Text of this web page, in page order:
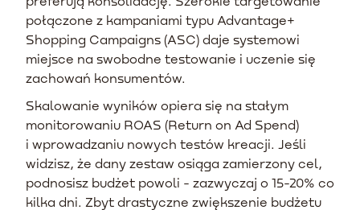
połączone z kampaniami typu Advantage+
Shopping Campaigns (ASC) daje systemowi
miejsce na swobodne testowanie i uczenie się
zachowań konsumentów.
Skalowanie wyników opiera się na stałym
monitorowaniu ROAS (Return on Ad Spend)
i wprowadzaniu nowych testów kreacji. Jeśli
widzisz, że dany zestaw osiąga zamierzony cel,
podnosisz budżet powoli - zazwyczaj o 15-20% co
kilka dni. Zbyt drastyczne zwiększenie budżetu